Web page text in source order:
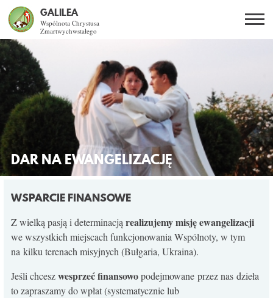
GALILEA
Wspólnota Chrystusa
Zmartwychwstałego
CO DAJE ŻYCIE Z JEZUSEM?
SPOTKANIA OTWARTE
DLA KOGO?
WSPÓLNOTA
KURSY SE
KONTAKT
DAR NA EWANGELIZACJĘ
WSPARCIE FINANSOWE
Z wielką pasją i determinacjąrealizujemy misję ewangelizacji
we wszystkich miejscach funkcjonowania Wspólnoty, w tym
na kilku terenach misyjnych (Bułgaria, Ukraina).
Jeśli chceszwesprzeć finansowopodejmowane przez nas dzieła
to zapraszamy do wpłat (systematycznie lub